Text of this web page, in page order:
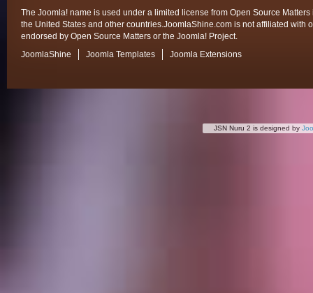
The Joomla! name is used under a limited license from Open Source Matters
the United States and other countries.JoomlaShine.com is not affiliated with
endorsed by Open Source Matters or the Joomla! Project.
JoomlaShine
Joomla Templates Joomla Extensions
JSN Nuru 2 is designed by